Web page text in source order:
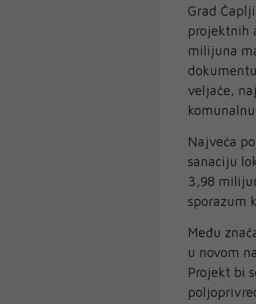
Grad
projektnih
milijuna
veljače,
Najveća
sanaciju
3,98
sporazum
Među
u novom
Projekt bi